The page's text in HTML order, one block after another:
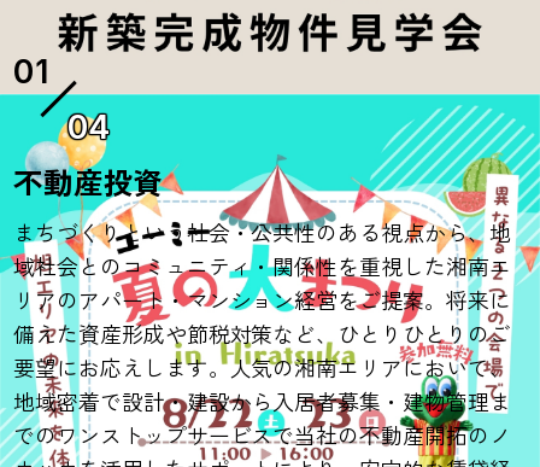
04
不動産投資
まちづくりという社会・公共性のある視点から、地
域社会とのコミュニティ・関係性を重視した湘南エ
リアのアパート・マンション経営をご提案。将来に
備えた資産形成や節税対策など、ひとりひとりのご
要望にお応えします。人気の湘南エリアにおいて、
地域密着で設計・建設から入居者募集・建物管理ま
でのワンストップサービスで当社の不動産開拓のノ